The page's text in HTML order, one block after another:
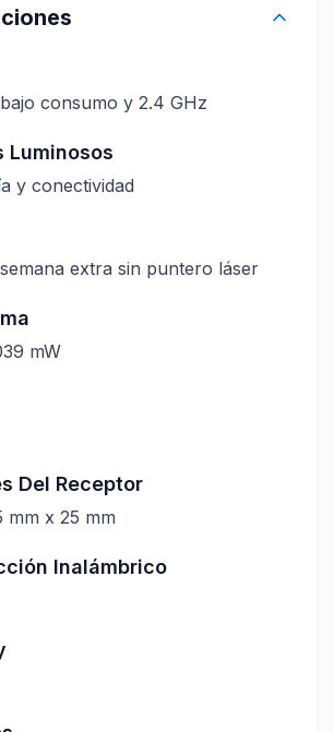
consumo y 2.4 GHz
Luminosos
y conectividad
extra sin puntero láser
mW
Del Receptor
mm x 25 mm
Inalámbrico